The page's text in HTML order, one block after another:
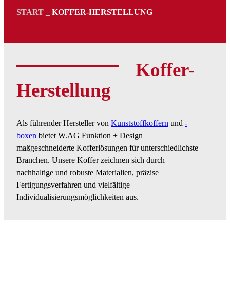
START _ KOFFER-HERSTELLUNG
Koffer-
Herstellung
Als führender Hersteller von Kunststoffkoffern und -
boxen bietet W.AG Funktion + Design
maßgeschneiderte Kofferlösungen für unterschiedlichste
Branchen. Unsere Koffer zeichnen sich durch
nachhaltige und robuste Materialien, präzise
Fertigungsverfahren und vielfältige
Individualisierungsmöglichkeiten aus.